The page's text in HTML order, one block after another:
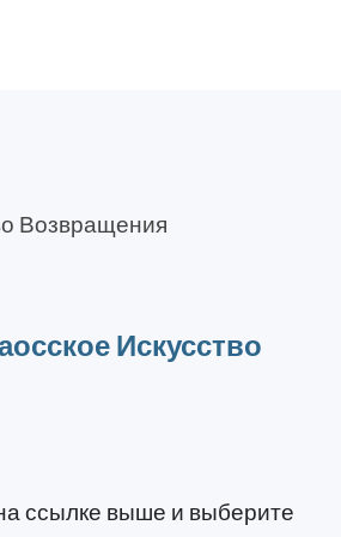
Возвращения
Искусство
ссылке выше и выберите